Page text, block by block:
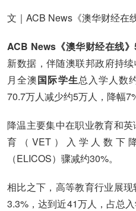
文｜ACB News《澳华财经在
ACB News《澳华财经在线
新数据，伴随澳联邦政府持续
月全澳国际学生总入学人数
70.7万人减少约5万人，降幅7%
降温主要集中在职业教育和
育（VET）入学人数下
（ELICOS）骤减约30%。
相比之下，高等教育行业展
3.3%，达到近41万人，占总